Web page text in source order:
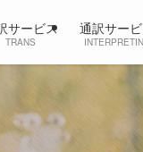
サービス
TRANS
通訳サー